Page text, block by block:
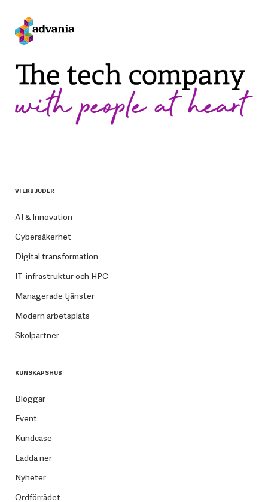
VI ERBJUDER
AI & Innovation
Cybersäkerhet
Digital transformation
IT-infrastruktur och HPC
Managerade tjänster
Modern arbetsplats
Skolpartner
KUNSKAPSHUB
Bloggar
Event
Kundcase
Ladda ner
Nyheter
Ordförrådet